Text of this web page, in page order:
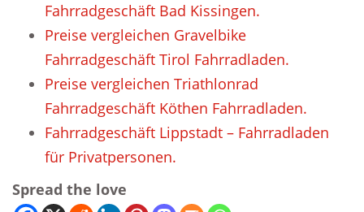
Fahrradgeschäft Bad Kissingen.
Preise vergleichen Gravelbike
Fahrradgeschäft Tirol Fahrradladen.
Preise vergleichen Triathlonrad
Fahrradgeschäft Köthen Fahrradladen.
Fahrradgeschäft Lippstadt – Fahrradladen
für Privatpersonen.
Spread the love